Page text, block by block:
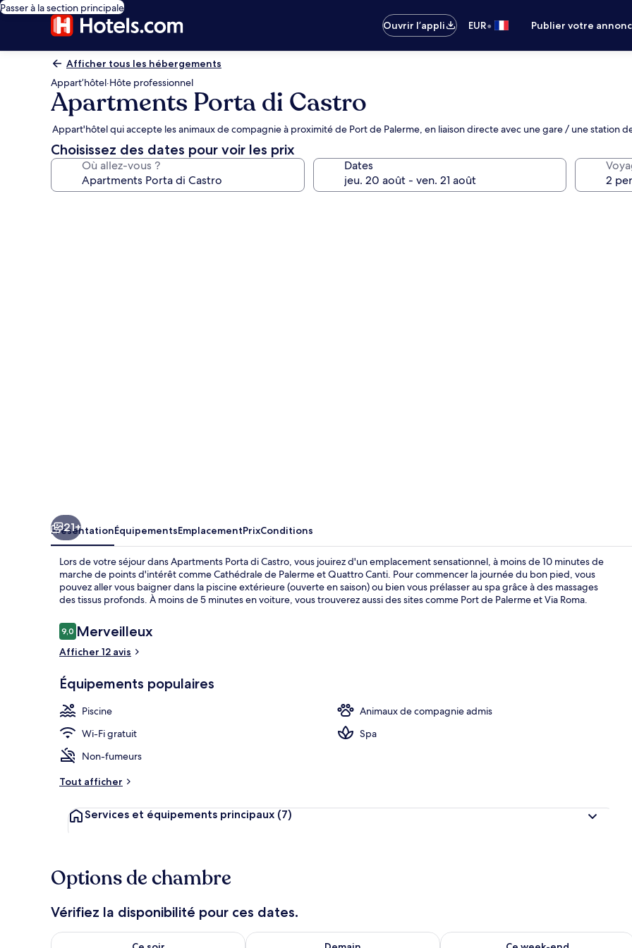
Passer à la section principale
Ouvrir l’appli
EUR• Publier votre
Afficher tous les hébergements
Appart’hôtel·Hôte professionnel
Apartments Porta di Castro
Appart'hôtel qui accepte les animaux de compagnie à proximité de Port de Palerme, en liaison directe avec une gare / une station
Choisissez des dates pour voir les prix
Où allez-vous ? Dates
21+
PrésentationÉquipementsEmplacementPrixConditions
Lors de votre séjour dans Apartments Porta di Castro, vous jouirez d'un emplacement sensationnel, à moins de 10 minutes de
marche de points d'intérêt comme Cathédrale de Palerme et Quattro Canti. Pour commencer la journée du bon pied, vous
pouvez aller vous baigner dans la piscine extérieure (ouverte en saison) ou bien vous prélasser au spa grâce à des massages
des tissus profonds. À moins de 5 minutes en voiture, vous trouverez aussi des sites comme Port de Palerme et Via Roma.
Avis
voyageurs
9,09,0 sur 10
Merveilleux
Afficher 12 avis
Équipements populaires
Piscine
Animaux de compagnie admis
Wi-Fi gratuit
Spa
Non-fumeurs
Tout afficher
Services et équipements principaux (7)
Options de chambre
Vérifiez la disponibilité pour ces dates.
Vérifier la disponibilité pour ce soir août 6 - août 7Vérifier la disponibilité pour demain août 7 - août 8Vérifier la disponibilité pour ce week-